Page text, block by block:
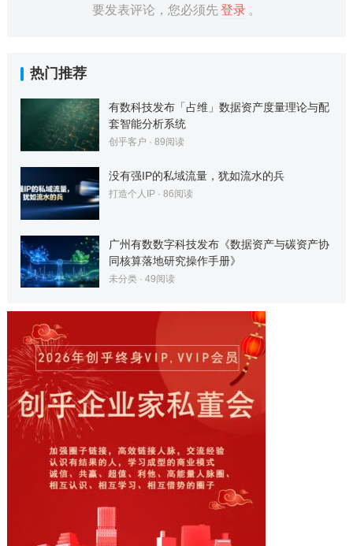
要发表评论，您必须先登录 。
热门推荐
有数科技发布「占维」数据资产度量理论与配
套智能分析系统
创乎客户 · 89阅读
没有强IP的私域流量，犹如流水的兵
打造个人IP· 86阅读
广州有数数字科技发布《数据资产与碳资产协
同核算落地研究操作手册》
未分类· 49阅读